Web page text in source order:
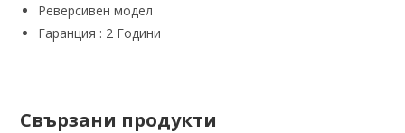
Реверсивен модел
Гаранция : 2 Години
Свързани продукти